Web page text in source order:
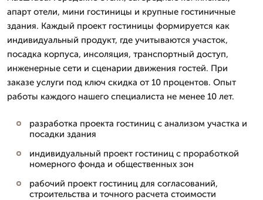
апарт отели, мини гостиницы и крупные гостиничные
здания. Каждый проект гостиницы формируется как
индивидуальный продукт, где учитываются участок,
посадка корпуса, инсоляция, транспортный доступ,
инженерные сети и сценарии движения гостей. При
заказе услуги под ключ скидка от 10 процентов. Опыт
работы каждого нашего специалиста не менее 10 лет.
разработка проекта гостиниц с анализом участка и
посадки здания
индивидуальный проект гостиниц с проработкой
номерного фонда и общественных зон
рабочий проект гостиниц для согласований,
строительства и точного расчета стоимости